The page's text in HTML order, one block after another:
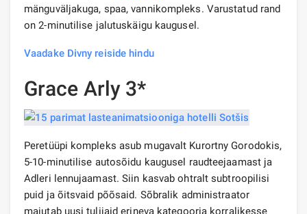
mänguväljakuga, spaa, vannikompleks. Varustatud rand
on 2-minutilise jalutuskäigu kaugusel.
Vaadake Divny reiside hindu
Grace Arly 3*
Peretüüpi kompleks asub mugavalt Kurortny Gorodokis,
5-10-minutilise autosõidu kaugusel raudteejaamast ja
Adleri lennujaamast. Siin kasvab ohtralt subtroopilisi
puid ja õitsvaid põõsaid. Sõbralik administraator
majutab uusi tulijaid erineva kategooria korralikesse